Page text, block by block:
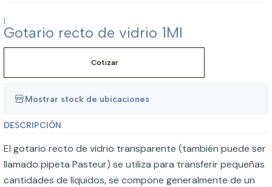
|
Gotario recto de vidrio 1Ml
Cotizar
Mostrar stock de ubicaciones
DESCRIPCIÓN
El gotario recto de vidrio transparente (también puede ser
llamado pipeta Pasteur) se utiliza para transferir pequeñas
cantidades de líquidos, se compone generalmente de un